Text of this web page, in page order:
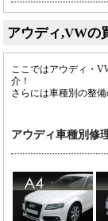
アウディ,VWの
ここではアウディ・
介！
さらには車種別の整
アウディ車種別修